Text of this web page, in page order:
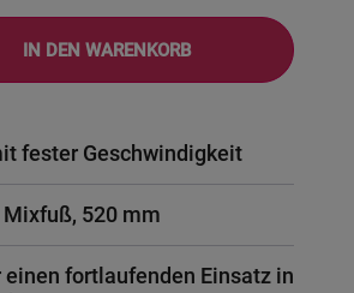
IN DEN WARENKORB
fester Geschwindigkeit
520 mm
fortlaufenden Einsatz in